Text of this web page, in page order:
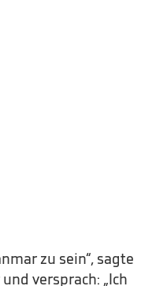
zu sein“, sagte
versprach: „Ich